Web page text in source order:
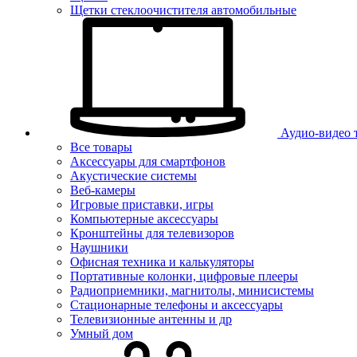
Щетки стеклоочистителя автомобильные
Аудио-видео
Все товары
Аксессуары для смартфонов
Акустические системы
Веб-камеры
Игровые приставки, игры
Компьютерные аксессуары
Кронштейны для телевизоров
Наушники
Офисная техника и калькуляторы
Портативные колонки, цифровые плееры
Радиоприемники, магнитолы, минисистемы
Стационарные телефоны и аксессуары
Телевизионные антенны и др
Умный дом